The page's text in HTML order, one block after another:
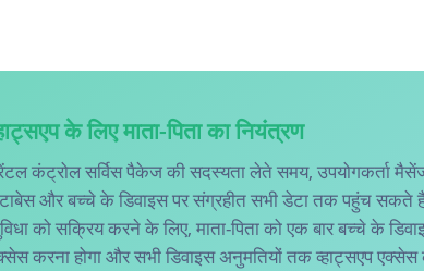
के लिए माता-पिता का नियंत्रण
कंट्रोल सर्विस पैकेज की सदस्यता लेते समय, उपयोगकर्ता
और बच्चे के डिवाइस पर संग्रहीत सभी डेटा तक पहुंच सकते
को सक्रिय करने के लिए, माता-पिता को एक बार बच्चे के
करना होगा और सभी डिवाइस अनुमतियों तक व्हाट्सएप एक्सेस